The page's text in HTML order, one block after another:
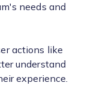
needs and
actions like
understand
experience.